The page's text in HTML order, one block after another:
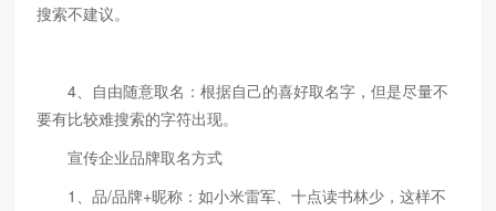
搜索不建议。
4、自由随意取名：根据自己的喜好取名字，但是尽量不
要有比较难搜索的字符出现。
宣传企业品牌取名方式
1、品/品牌+昵称：如小米雷军、十点读书林少，这样不